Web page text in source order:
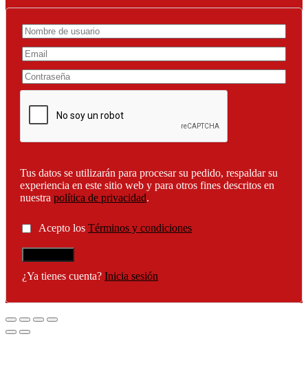
Tus datos se utilizarán para procesar su pedido, respaldar su
experiencia en este sitio web y para otros fines descritos en
nuestra política de privacidad.
Acepto los Términos y condiciones
¿Ya tienes cuenta? Inicia sesión